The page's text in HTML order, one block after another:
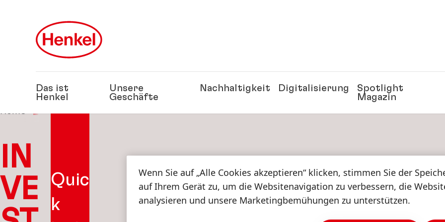
Das ist
Henkel
Unsere
Geschäfte
Nachhaltigkeit Digitalisierung
Spotlight
Magazin
Home Investor Relations
IN
VE
Quic
k
Wenn Sie auf „Alle Cookies akzeptieren“ klicken, stimmen Sie der
auf Ihrem Gerät zu, um die Websitenavigation zu verbessern, die
analysieren und unsere Marketingbemühungen zu unterstützen.